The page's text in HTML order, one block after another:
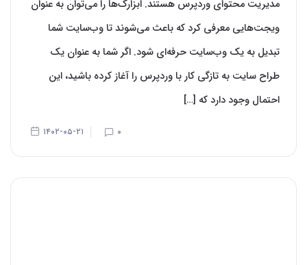
مدیریت محتوای وردپرس هستند. ابزارک‌‌ها را می‌‌توان به عنوان
ویجت‌‌هایی معرفی کرد که باعث می‌‌شوند تا وب‌سایت شما
تبدیل به یک وب‌سایت حرفه‌‌ای شود. اگر شما به عنوان یک
طراح سایت به تازگی کار با وردپرس را آغاز کرده باشید، این
احتمال وجود دارد که […]
۰ ۱۴۰۲-۰۵-۲۱